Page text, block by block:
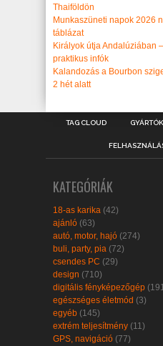
Thaiföldön
Munkaszüneti napok 2026
táblázat
Királyok útja Andalúziában
praktikus infók
Kalandozás a Bourbon
2 hét alatt
TAG CLOUD
KATEGÓRIÁK
18-as karika (42)
ajánló (63)
autó, motor, hajó (274)
buli, party, pia (72)
csendes PC (29)
design (710)
digitális fényképezőgép
egészséges életmód (3)
egyéb (145)
extrém teljesítmény (11)
GPS, navigáció (77)